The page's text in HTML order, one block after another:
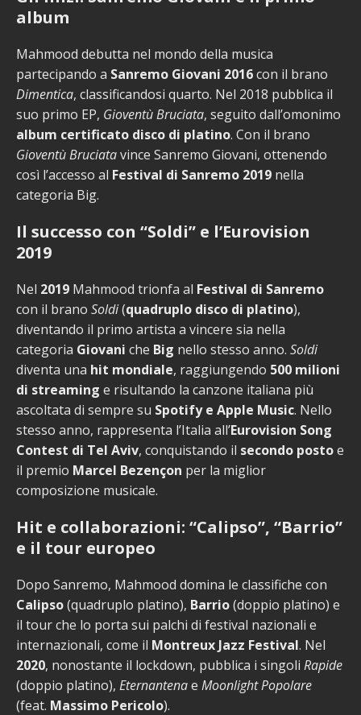
album
Mahmood debutta nel mondo della musica
partecipando a Sanremo Giovani 2016con il brano
Dimentica, classificandosi quarto. Nel 2018 pubblica il
suo primo EP, Gioventù Bruciata, seguito dall’omonimo
album certificato disco di platino. Con il brano
Gioventù Bruciatavince Sanremo Giovani, ottenendo
così l’accesso al Festival di Sanremo 2019 nella
categoria Big.
Il successo con “Soldi” e l’Eurovision
2019
Nel 2019 Mahmood trionfa al Festival di Sanremo
con il brano Soldi(quadruplo disco di platino),
diventando il primo artista a vincere sia nella
categoria Giovani che Big nello stesso anno. Soldi
diventa una hit mondiale, raggiungendo 500 milioni
di streaming e risultando la canzone italiana più
ascoltata di sempre su Spotify e Apple Music. Nello
stesso anno, rappresenta l’Italia all’Eurovision Song
Contest di Tel Aviv, conquistando il secondo postoe
il premio Marcel Bezençon per la miglior
composizione musicale.
Hit e collaborazioni: “Calipso”, “Barrio”
e il tour europeo
Dopo Sanremo, Mahmood domina le classifiche con
Calipso(quadruplo platino), Barrio(doppio platino) e
il tour che lo porta sui palchi di festival nazionali e
internazionali, come il Montreux Jazz Festival. Nel
2020, nonostante il lockdown, pubblica i singoli Rapide
(doppio platino), Eternantenae Moonlight Popolare
(feat. Massimo Pericolo).